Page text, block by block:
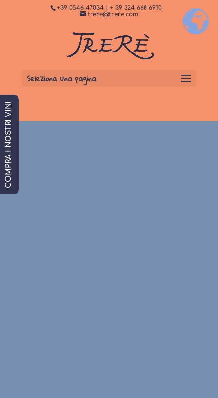
+39 0546 47034 | + 39 324 668 6910
trere@trere.com
Seleziona una pagina
Dormi da noi PRENOTA SUBITO +
COMPRA I NOSTRI VINI